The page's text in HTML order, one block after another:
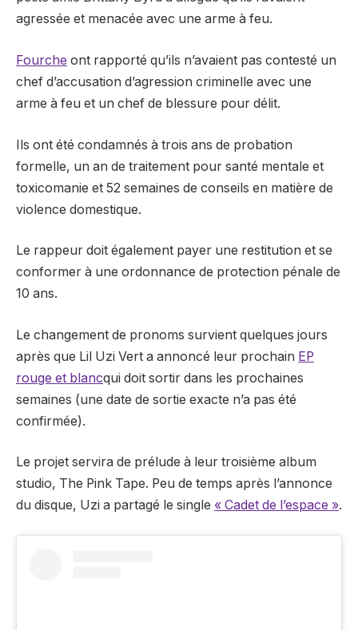
agressée et menacée avec une arme à feu.
Fourche ont rapporté qu’ils n’avaient pas contesté un
chef d’accusation d’agression criminelle avec une
arme à feu et un chef de blessure pour délit.
Ils ont été condamnés à trois ans de probation
formelle, un an de traitement pour santé mentale et
toxicomanie et 52 semaines de conseils en matière de
violence domestique.
Le rappeur doit également payer une restitution et se
conformer à une ordonnance de protection pénale de
10 ans.
Le changement de pronoms survient quelques jours
après que Lil Uzi Vert a annoncé leur prochain EP
rouge et blancqui doit sortir dans les prochaines
semaines (une date de sortie exacte n’a pas été
confirmée).
Le projet servira de prélude à leur troisième album
studio, The Pink Tape. Peu de temps après l’annonce
du disque, Uzi a partagé le single « Cadet de l’espace ».